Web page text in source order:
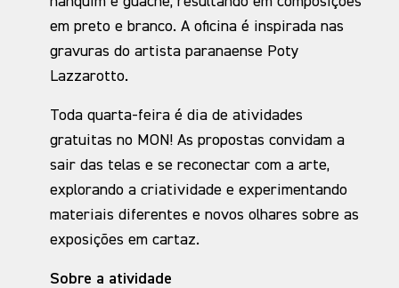
em preto e branco. A oficina é inspirada nas
gravuras do artista paranaense Poty
Lazzarotto.
Toda quarta-feira é dia de atividades
gratuitas no MON! As propostas convidam a
sair das telas e se reconectar com a arte,
explorando a criatividade e experimentando
materiais diferentes e novos olhares sobre as
exposições em cartaz.
Sobre a atividade